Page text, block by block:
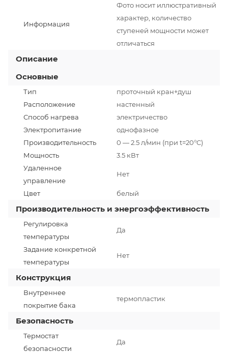
Информация
Фото носит иллюстративный
характер, количество
ступеней мощности может
отличаться
Описание
Основные
Тип
проточный кран+душ
Расположение
настенный
Способ нагрева
электричество
Электропитание
однофазное
Производительность
0 — 2.5 л/мин (при t=20°C)
Мощность
3.5 кВт
Удаленное
управление
Нет
Цвет белый
Производительность и энергоэффективность
Регулировка
температуры
Да
Задание конкретной
температуры
Нет
Конструкция
Внутреннее
покрытие бака
термопластик
Безопасность
Термостат
безопасности
Да